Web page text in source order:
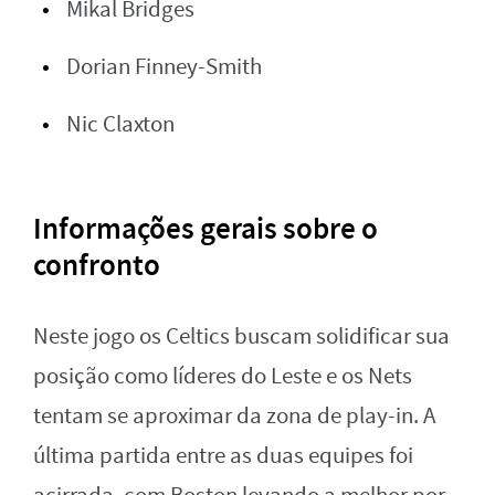
Mikal Bridges
Dorian Finney-Smith
Nic Claxton
Informações gerais sobre o
confronto
Neste jogo os Celtics buscam solidificar sua
posição como líderes do Leste e os Nets
tentam se aproximar da zona de play-in. A
última partida entre as duas equipes foi